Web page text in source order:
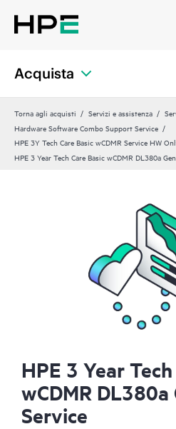
Acquista
Torna agli acquisti Servizi e assistenza
Hardware Software Combo Support Service
HPE 3Y Tech Care Basic wCDMR Service HW
HPE 3 Year Tech Care Basic wCDMR DL380a
HPE 3 Year
wCDMR
Service